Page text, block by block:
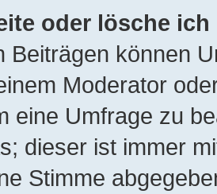
oder lösche
Beiträgen können
Moderator
eine Umfrage zu
dieser ist immer
Stimme